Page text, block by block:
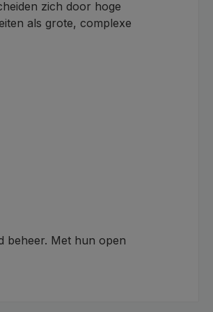
zich door hoge
als grote, complexe
beheer. Met hun open